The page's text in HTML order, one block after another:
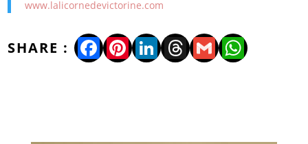
www.lalicornedevictorine.com
Facebook
Pinterest
LinkedIn
Threads
Gmail